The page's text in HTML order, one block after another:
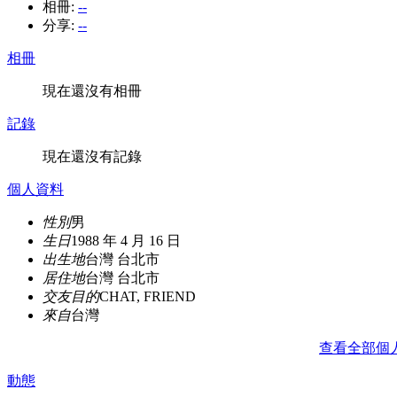
相冊: --
分享: --
相冊
現在還沒有相冊
記錄
現在還沒有記錄
個人資料
性別男
生日1988 年 4 月 16 日
出生地台灣 台北市
居住地台灣 台北市
交友目的CHAT, FRIEND
來自台灣
查看全部個
動態